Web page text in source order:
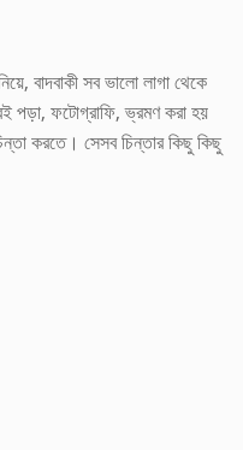
বাদবাকী সব ভালো লাগা থেকে
পড়া, ফটোগ্রাফি, ভ্রমণ করা হয়
করতে। সেসব চিন্তার কিছু কিছু